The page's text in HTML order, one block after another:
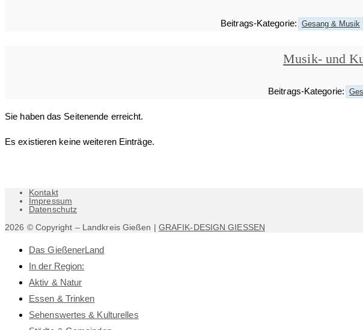
Beitrags-Kategorie: Gesang & Musik
Musik- und
Beitrags-Kategorie:
Sie haben das Seitenende erreicht.
Es existieren keine weiteren Einträge.
Kontakt
Impressum
Datenschutz
2026 © Copyright – Landkreis Gießen | GRAFIK-DESIGN GIESSEN
Das GießenerLand
In der Region:
Aktiv & Natur
Essen & Trinken
Sehenswertes & Kulturelles